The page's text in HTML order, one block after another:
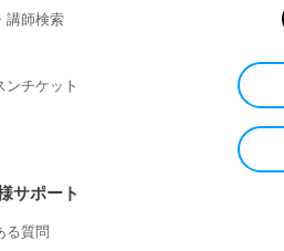
講師検索
ンチケット
サポート
る質問